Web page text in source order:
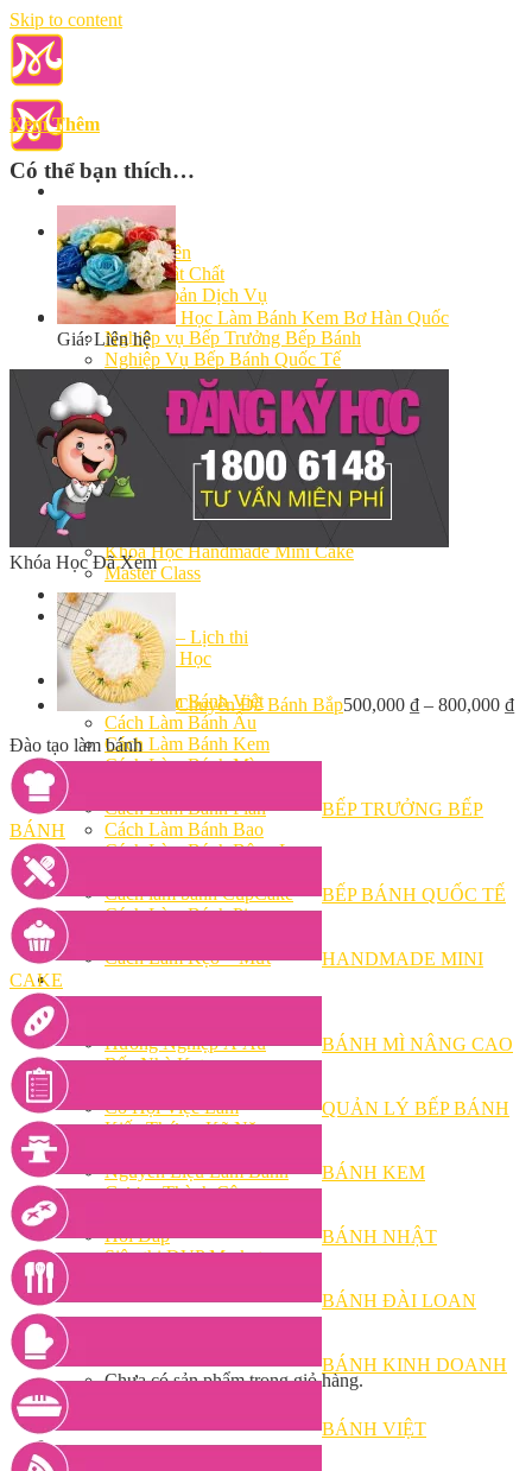
Skip to content
Giới Thiệu
Giảng Viên
Cơ Sở Vật Chất
Điều Khoản Dịch Vụ
Học Làm Bánh
Nghiệp vụ Bếp Trưởng Bếp Bánh
Nghiệp Vụ Bếp Bánh Quốc Tế
Nghiệp Vụ Quản Lý Bếp Bánh
Khóa Học Bánh Mì Nâng Cao
Nghiệp Vụ Bánh Kem
Khóa Học Làm Bánh Việt
Khóa Học Làm Bánh Nhật
Khóa Học Bánh Đài Loan
Học Làm Bánh Ngắn Hạn
Khóa Học Handmade Mini Cake
Master Class
Chuyên Đề
Khai Giảng
Lịch học – Lịch thi
Đăng Ký Học
Công Thức
Cách Làm Bánh Việt
Cách Làm Bánh Âu
Cách Làm Bánh Kem
Cách Làm Bánh Mì
Cách Làm Bánh Flan
Cách Làm Bánh Bao
Cách Làm Bánh Bông Lan
Cách làm bánh CupCake
Cách Làm Bánh Pizza
Cách Làm Kẹo – Mứt
Video
Tin tức
Hướng Nghiệp Á Âu
Bếp Nhà Kate
Cơ Hội Việc Làm
Kiến Thức – Kỹ Năng
Nguyên Liệu Làm Bánh
Gương Thành Công
Hỏi Đáp
Siêu thị ĐVP Market
Việc Làm
Chưa có sản phẩm trong giỏ hàng.
Xem Thêm
Có thể bạn thích…
Học Làm Bánh Kem Bơ Hàn Quốc
Giá: Liên hệ
Khóa Học Đã Xem
Chuyên Đề Bánh Bắp500,000 ₫ – 800,000 ₫
Đào tạo làm bánh
BẾP TRƯỞNG BẾP
BÁNH
BẾP BÁNH QUỐC TẾ
HANDMADE MINI
CAKE
BÁNH MÌ NÂNG CAO
QUẢN LÝ BẾP BÁNH
BÁNH KEM
BÁNH NHẬT
BÁNH ĐÀI LOAN
BÁNH KINH DOANH
BÁNH VIỆT